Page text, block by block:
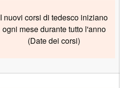
I nuovi corsi di tedesco iniziano
ogni mese durante tutto l'anno
(Date dei corsi)